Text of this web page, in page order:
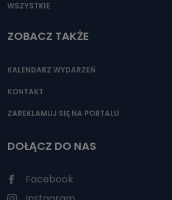
WSZYSTKIE
ZOBACZ TAKŻE
KALENDARZ WYDARZEŃ
KONTAKT
ZAREKLAMUJ SIĘ NA PORTALU
DOŁĄCZ DO NAS
Facebook